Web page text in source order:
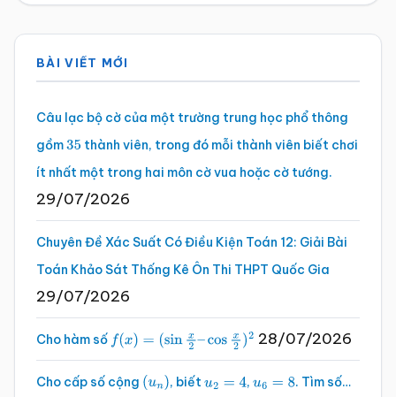
Sidebar
chính
BÀI VIẾT MỚI
Câu lạc bộ cờ của một trường trung học phổ thông
gồm35 thành viên, trong đó mỗi thành viên biết chơi
ít nhất một trong hai môn cờ vua hoặc cờ tướng.
29/07/2026
Chuyên Đề Xác Suất Có Điều Kiện Toán 12: Giải Bài
Toán Khảo Sát Thống Kê Ôn Thi THPT Quốc Gia
29/07/2026
Cho hàm số f(x)=(sinx2 –cosx2 )2 28/07/2026
Cho cấp số cộng (un), biếtu2 =4 , u6 =8 . Tìm số…